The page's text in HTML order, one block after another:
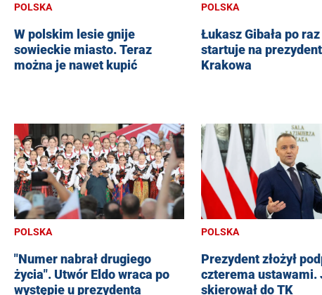
POLSKA
W polskim lesie gnije
sowieckie miasto. Teraz
można je nawet kupić
POLSKA
Łukasz Gibała po
startuje na
Krakowa
POLSKA
"Numer nabrał drugiego
życia". Utwór Eldo wraca po
występie u prezydenta
POLSKA
Prezydent złożył
czterema ustawami.
skierował do TK